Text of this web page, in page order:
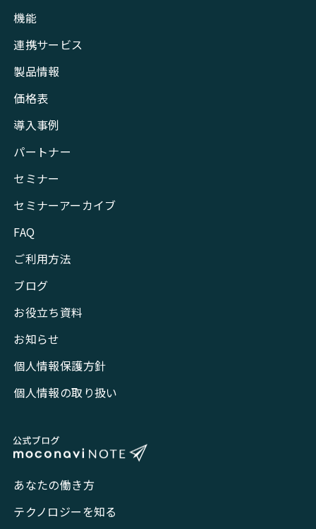
機能
連携サービス
製品情報
価格表
導入事例
パートナー
セミナー
セミナーアーカイブ
FAQ
ご利用方法
ブログ
お役立ち資料
お知らせ
個人情報保護方針
個人情報の取り扱い
あなたの働き方
テクノロジーを知る